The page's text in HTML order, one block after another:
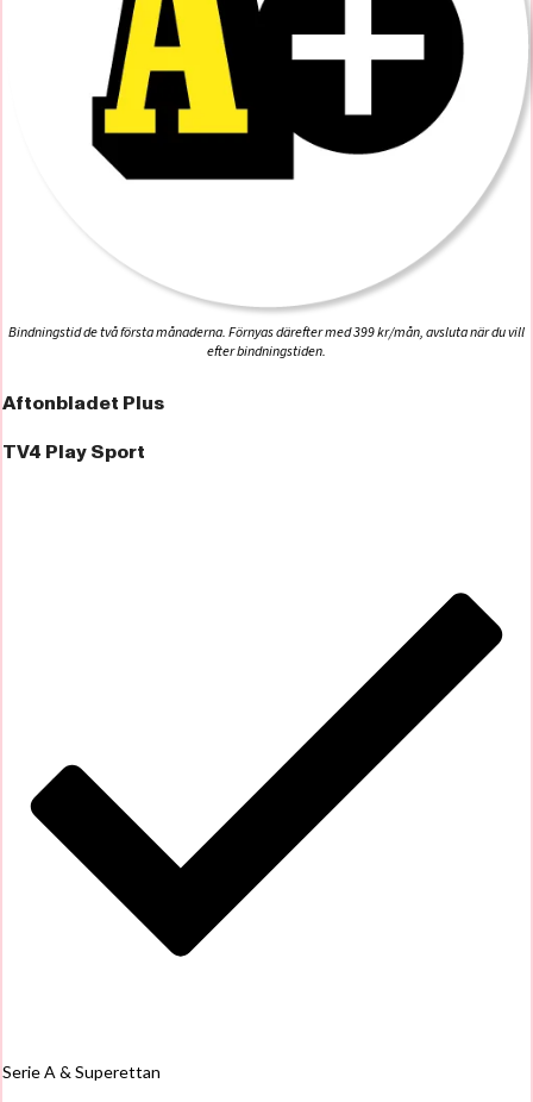
Bindningstid de två första månaderna. Förnyas därefter med 399 kr/mån, avsluta när du vill
efter bindningstiden.
Aftonbladet Plus
TV4 Play Sport
Serie A & Superettan